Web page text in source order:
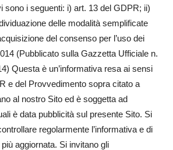
sono i seguenti: i) art. 13 del GDPR; ii)
delle modalità semplificate
del consenso per l’uso dei
(Pubblicato sulla Gazzetta Ufficiale n.
Questa è un’informativa resa ai sensi
e del Provvedimento sopra citato a
al nostro Sito ed è soggetta ad
è data pubblicità sul presente Sito. Si
regolarmente l’informativa e di
aggiornata. Si invitano gli